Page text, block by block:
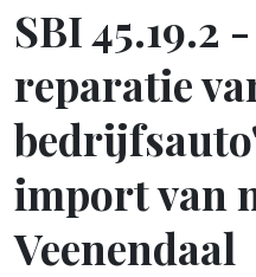
SBI 45.19.2
reparatie
import van
Veenendaal